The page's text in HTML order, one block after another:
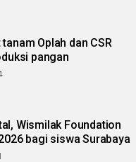
Oplah dan CSR
pangan
Wismilak Foundation
bagi siswa Surabaya